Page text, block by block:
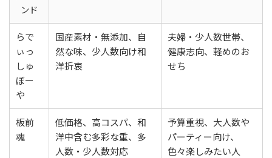
ンド
らで
ぃっ
しゅ
ぼー
や
国産素材・無添加、自
然な味、少人数向け和
洋折衷
夫婦・少人数世帯、
健康志向、軽めのお
せち
板前
魂
低価格、高コスパ、和
洋中含む多彩な重、多
人数・少人数対応
予算重視、大人数や
パーティー向け、
色々楽しみたい人